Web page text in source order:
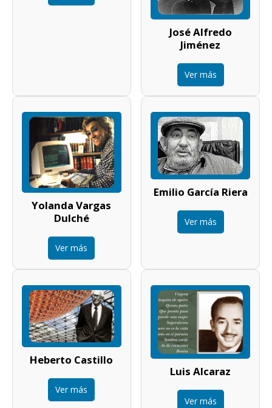
José Alfredo
Jiménez
Ver más
Yolanda Vargas
Dulché
Ver más
Emilio García Riera
Ver más
Heberto Castillo
Ver más
Luis Alcaraz
Ver más